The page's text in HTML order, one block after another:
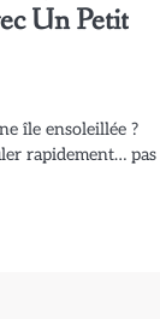
Un Petit
île ensoleillée ?
rapidement… pas